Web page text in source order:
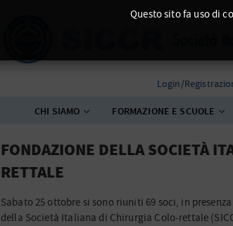
Login/
CHI SIAMO FORMAZIONE E SCUOLE
FONDAZIONE DELLA SOCIETÀ
RETTALE
Sabato 25 ottobre si sono riuniti 69 soci, in
della Società Italiana di Chirurgia Colo-rettale
Questo sito fa uso di